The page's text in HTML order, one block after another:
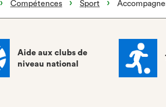
Compétences Sport
Aide aux clubs de
niveau national